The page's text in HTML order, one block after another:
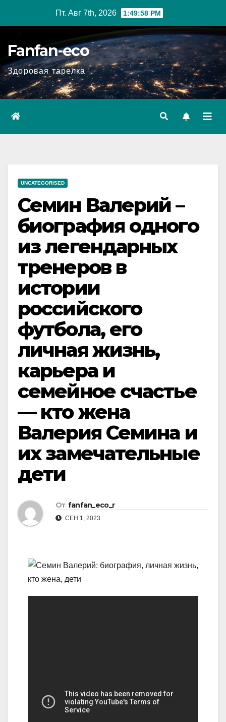
Пт. Авг 7th, 2026 1:49:59 PM
Fanfan-eco
Здоровая тарелка
UNCATEGORISED
Семин Валерий –
биография одного
из легендарных
тренеров в
истории
российского
футбола, его
личная жизнь,
карьера и
семейное счастье
— кто жена
Валерия Семина и
их замечательные
дети
От fanfan_eco_r
СЕН 1, 2023